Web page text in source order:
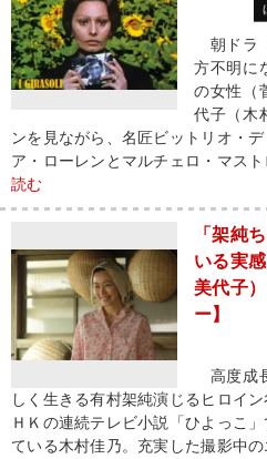
朝ドラ
方不明に
の女性（
代子（木
ンを見ながら、名匠ビットリオ・
ア・ローレンとマルチェロ・マス
読む
「架純
いる実
美代子
ー】
高度成
しく生きる有村架純演じるヒロイ
ＨＫの連続テレビ小説「ひよっこ
ている木村佳乃。充実した撮影中